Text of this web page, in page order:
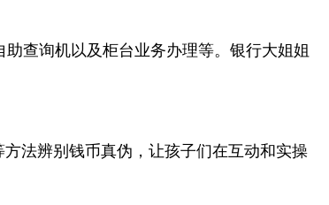
查询机以及柜台业务办理等。银行大姐姐
法辨别钱币真伪，让孩子们在互动和实操